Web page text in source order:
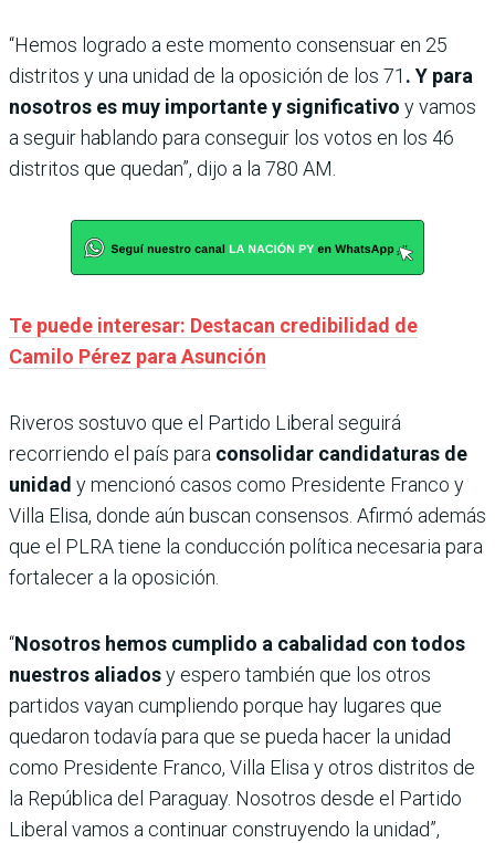
“Hemos logrado a este momento consensuar en 25
distritos y una unidad de la oposición de los 71 . Y para
nosotros es muy importante y significativo y vamos
a seguir hablando para conseguir los votos en los 46
distritos que quedan”, dijo a la 780 AM.
Te puede interesar: Destacan credibilidad de
Camilo Pérez para Asunción
Riveros sostuvo que el Partido Liberal seguirá
recorriendo el país para consolidar candidaturas de
unidad y mencionó casos como Presidente Franco y
Villa Elisa, donde aún buscan consensos. Afirmó además
que el PLRA tiene la conducción política necesaria para
fortalecer a la oposición.
“Nosotros hemos cumplido a cabalidad con todos
nuestros aliadosy espero también que los otros
partidos vayan cumpliendo porque hay lugares que
quedaron todavía para que se pueda hacer la unidad
como Presidente Franco, Villa Elisa y otros distritos de
la República del Paraguay. Nosotros desde el Partido
Liberal vamos a continuar construyendo la unidad”,